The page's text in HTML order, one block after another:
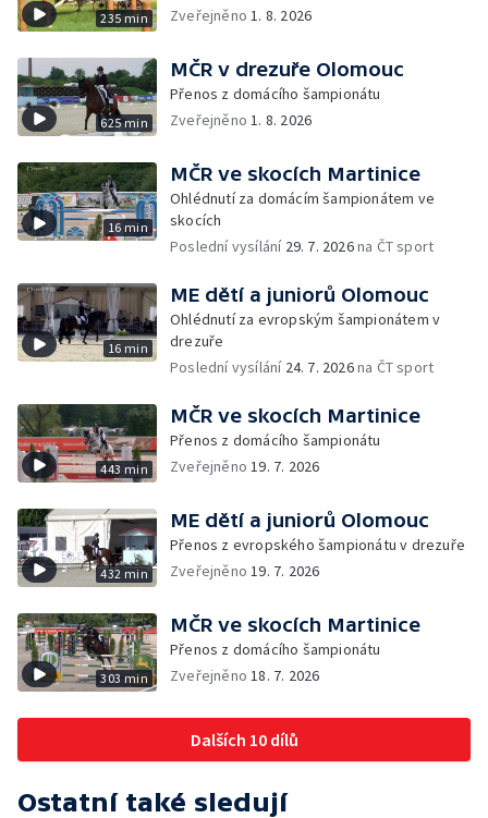
235 min
Zveřejněno1. 8. 2026
625 min
MČR v drezuře Olomouc
Přenos z domácího šampionátu
Zveřejněno1. 8. 2026
16 min
MČR ve skocích Martinice
Ohlédnutí za domácím šampionátem ve
skocích
Poslední vysílání 29. 7. 2026na ČT sport
16 min
ME dětí a juniorů Olomouc
Ohlédnutí za evropským šampionátem v
drezuře
Poslední vysílání 24. 7. 2026na ČT sport
443 min
MČR ve skocích Martinice
Přenos z domácího šampionátu
Zveřejněno19. 7. 2026
432 min
ME dětí a juniorů Olomouc
Přenos z evropského šampionátu v drezuře
Zveřejněno19. 7. 2026
303 min
MČR ve skocích Martinice
Přenos z domácího šampionátu
Zveřejněno18. 7. 2026
Dalších 10 dílů
Ostatní také sledují